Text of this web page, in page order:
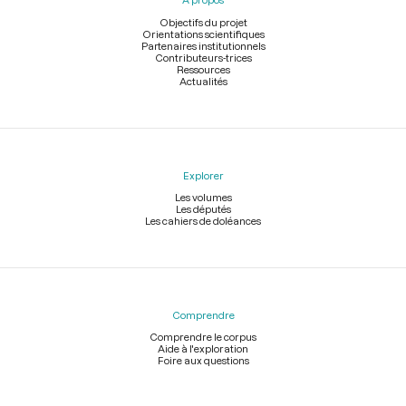
Objectifs du projet
Orientations scientifiques
Partenaires institutionnels
Contributeurs-trices
Ressources
Actualités
Explorer
Les volumes
Les députés
Les cahiers de doléances
Comprendre
Comprendre le corpus
Aide à l'exploration
Foire aux questions